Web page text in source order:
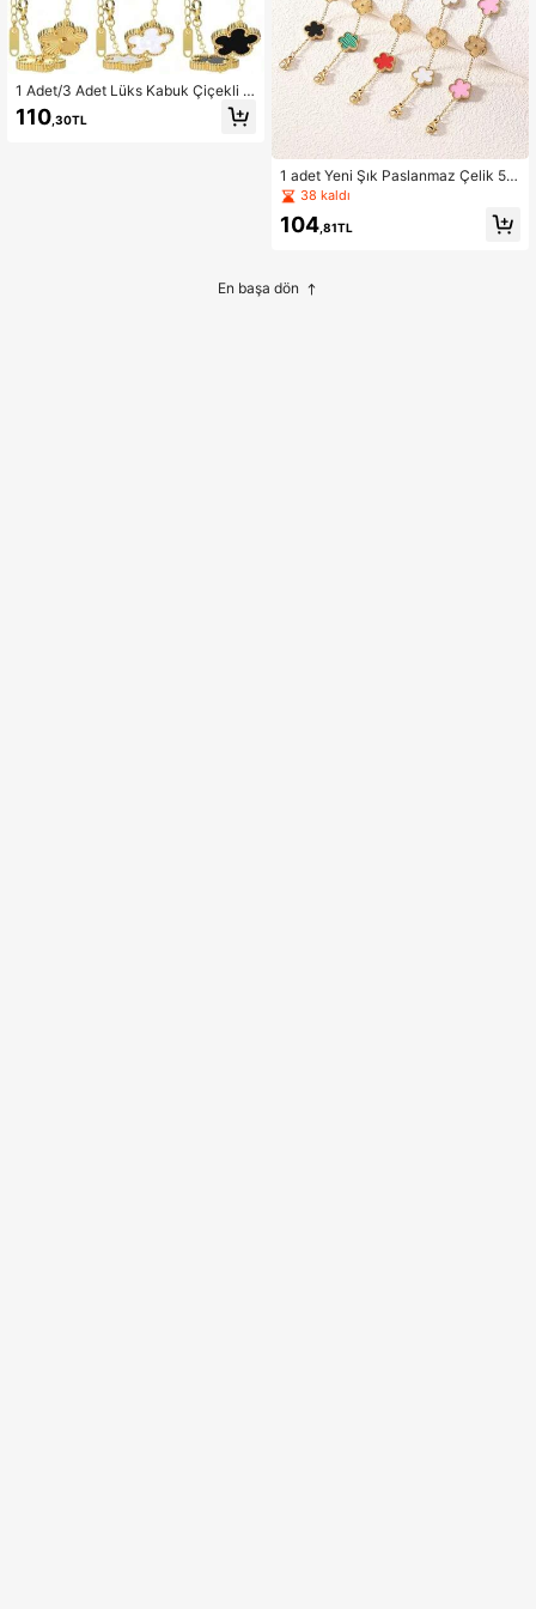
1 Adet/3 Adet Lüks Kabuk Çiçekli K
üpe ve Kolye Seti, Kadınlar İçin Siy
ah ve Beyaz Paslanmaz Çelik Kişis
110 ,30TL
1 adet Yeni Şık Paslanmaz Çelik 5 Y
apraklı Çiçek ve Sedef Bileklik, 18K
Vakum Kaplama, Yapay Elmas İşlem
eli, Solmayan
38 kaldı
104 ,81TL
En başa dön